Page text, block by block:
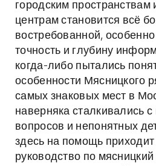
городским пространствам
центрам становится всё
востребованной,
точность и глубину
когда-либо пытались
особенности Мясницкого
самых знаковых мест в
наверняка сталкивались
вопросов и непонятных
здесь на помощь
руководство по мясницкий